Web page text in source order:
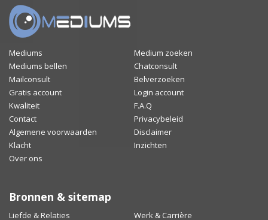
Mediums
Medium zoeken
Mediums bellen
Chatconsult
Mailconsult
Belverzoeken
Gratis account
Login account
Kwaliteit
F.A.Q
Contact
Privacybeleid
Algemene voorwaarden
Disclaimer
Klacht
Inzichten
Over ons
Bronnen & sitemap
Liefde & Relaties Werk & Carrière